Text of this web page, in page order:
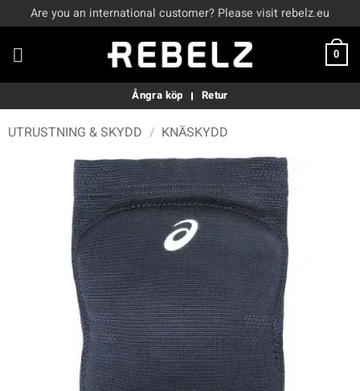
to
content
Are you an international customer? Please visit rebelz.eu
0
Ångra köp Retur
UTRUSTNING & SKYDD / KNÄSKYDD